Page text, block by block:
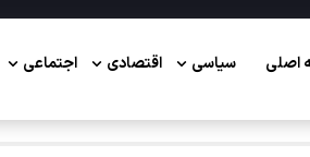
اصلی سیاسی اقتصادی اجتماعی